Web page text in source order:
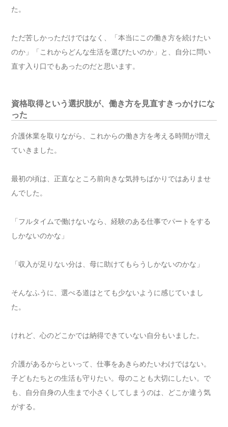
た。
ただ苦しかっただけではなく、「本当にこの働き方を続けたい
のか」「これからどんな生活を選びたいのか」と、自分に問い
直す入り口でもあったのだと思います。
資格取得という選択肢が、働き方を見直すきっかけにな
った
介護休業を取りながら、これからの働き方を考える時間が増え
ていきました。
最初の頃は、正直なところ前向きな気持ちばかりではありませ
んでした。
「フルタイムで働けないなら、経験のある仕事でパートをする
しかないのかな」
「収入が足りない分は、母に助けてもらうしかないのかな」
そんなふうに、選べる道はとても少ないように感じていまし
た。
けれど、心のどこかでは納得できていない自分もいました。
介護があるからといって、仕事をあきらめたいわけではない。
子どもたちとの生活も守りたい。母のことも大切にしたい。で
も、自分自身の人生まで小さくしてしまうのは、どこか違う気
がする。